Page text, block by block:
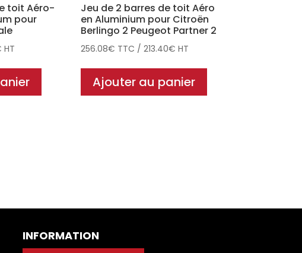
toit Aéro-
pour
HT
Jeu de 2 barres de toit Aéro
en Aluminium pour Citroën
Berlingo 2 Peugeot Partner 2
256.08€ TTC /213.40€ HT
Ajouter au panier
INFORMATION